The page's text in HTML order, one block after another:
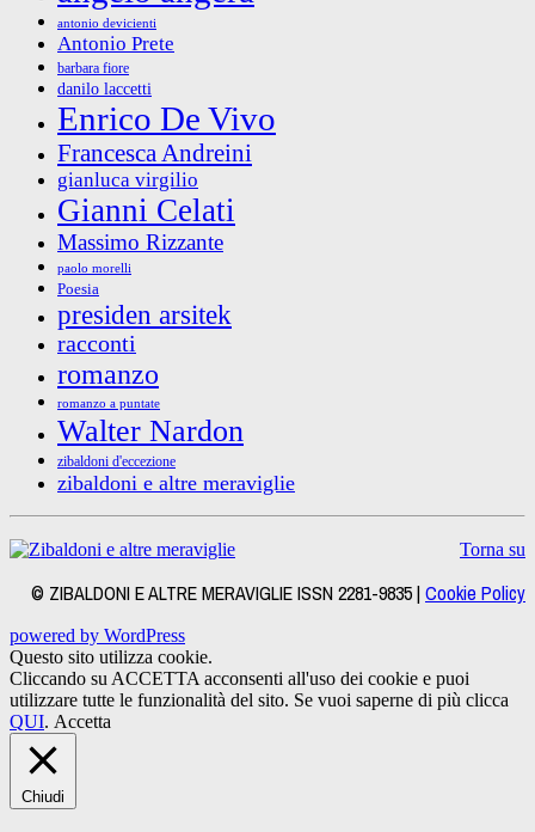
antonio devicienti
Antonio Prete
barbara fiore
danilo laccetti
Enrico De Vivo
Francesca Andreini
gianluca virgilio
Gianni Celati
Massimo Rizzante
paolo morelli
Poesia
presiden arsitek
racconti
romanzo
romanzo a puntate
Walter Nardon
zibaldoni d'eccezione
zibaldoni e altre meraviglie
Torna su
© ZIBALDONI E ALTRE MERAVIGLIE ISSN 2281-9835 | Cookie Policy
powered by WordPress
Questo sito utilizza cookie.
Cliccando su ACCETTA acconsenti all'uso dei cookie e puoi
utilizzare tutte le funzionalità del sito. Se vuoi saperne di più clicca
QUI. Accetta
Chiudi